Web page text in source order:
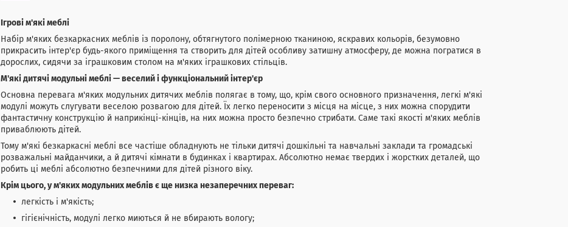
Ігрові м'які меблі
Набір м'яких безкаркасних меблів із поролону, обтягнутого полімерною тканиною, яскравих кольорів, безумовно
прикрасить інтер'єр будь-якого приміщення та створить для дітей особливу затишну атмосферу, де можна погратися в
дорослих, сидячи за іграшковим столом на м'яких іграшкових стільців.
М'які дитячі модульні меблі — веселий і функціональний інтер'єр
Основна перевага м'яких модульних дитячих меблів полягає в тому, що, крім свого основного призначення, легкі м'які
модулі можуть слугувати веселою розвагою для дітей. Їх легко переносити з місця на місце, з них можна спорудити
фантастичну конструкцію й наприкінці-кінців, на них можна просто безпечно стрибати. Саме такі якості м'яких меблів
приваблюють дітей.
Тому м'які безкаркасні меблі все частіше обладнують не тільки дитячі дошкільні та навчальні заклади та громадські
розважальні майданчики, а й дитячі кімнати в будинках і квартирах. Абсолютно немає твердих і жорстких деталей, що
робить ці меблі абсолютно безпечними для дітей різного віку.
Крім цього, у м'яких модульних меблів є ще низка незаперечних переваг:
легкість і м'якість;
гігієнічність, модулі легко миються й не вбирають вологу;